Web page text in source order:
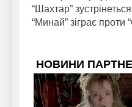
“Шахтар”
“Минай” зіграє проти